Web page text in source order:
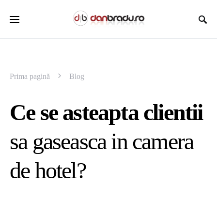
Prima pagină Blog
Ce se asteapta clientii
sa gaseasca in camera
de hotel?